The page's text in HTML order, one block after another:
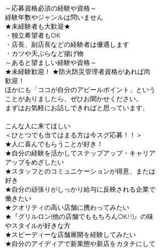
～応募資格必須の経験や資格～
経験年数やジャンルは問いません
★未経験者も大歓迎★
・独立希望者もOK
・店長、副店長などの経験者は優遇します
・カツや天ぷらなど揚げ物
～あると望ましい経験や資格～
★未経験歓迎！ ★防火防災管理者資格があれば尚
歓迎！
ほかにも「ココが自分のアピールポイント」という
ことがありましたら、ぜひお聞かせください。
まずはお気軽にお話しできればと思っています。
こんな人に来てほしい
＜ひとつでも当てはまる方は今スグ応募！！＞
★人に喜んでもらうことが好き！
★自分の経験を活かしてステップアップ・キャリア
アップをめざしたい
★スタッフとのコミュニケーションが得意、または
好き
★自分の頑張りがしっかり給与に反映される企業で
働きたい
★クオリティの高い店舗に携わってみたい
★『グリルロン(他の店舗でももちろんOK!!)』の味
やスタイルが好きな方
★スピーディーな店舗展開を経験してみたい
★自分のアイディアで新業態や新店をカタチにして